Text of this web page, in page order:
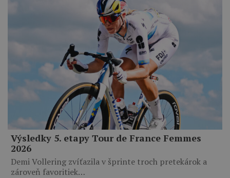
Výsledky 5. etapy Tour de France Femmes
2026
Demi Vollering zvíťazila v šprinte troch pretekárok a
zároveň favoritiek…